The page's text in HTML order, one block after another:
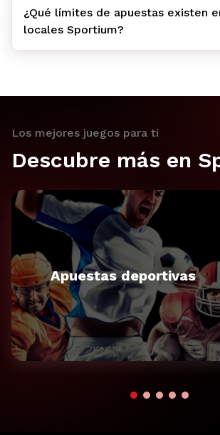
¿Qué límites de apuestas existen
locales Sportium?
Los mejores juegos para ti
Descubre más en
Apuestas deportivas